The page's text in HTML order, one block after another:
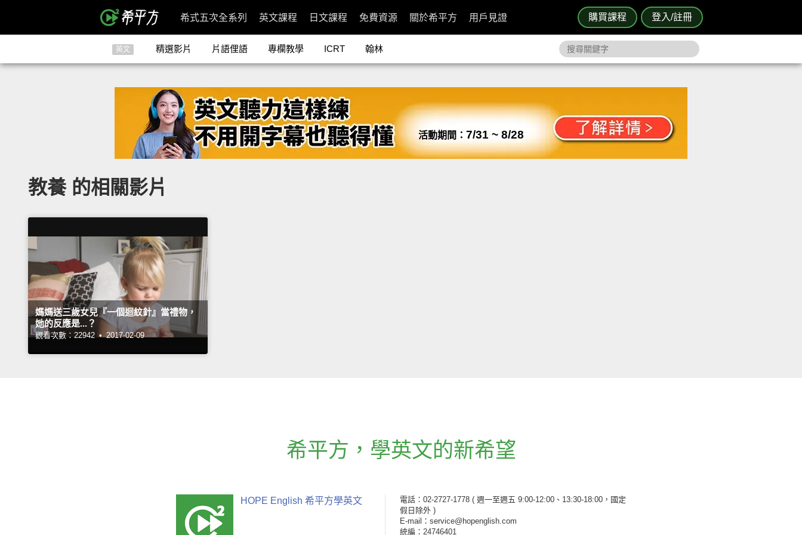
購買課程 登入/註冊
希式五次全系列 英文課程 日文課程 免費資源 關於希平方 用戶見證
英文 精選影片 片語俚語 專欄教學 ICRT 翰林
活動期間： 7/31 ~ 8/28
教養 的相關影片
媽媽送三歲女兒『一個迴紋針』當禮物，
她的反應是...？
觀看次數：22942 • 2017-02-09
希平方 ， 學英文的新希望
HOPE English 希平方學英文 電話：02-2727-1778 ( 週一至週五 9:00-12:00、13:30-18:00，國定
假日除外 )
E-mail：service@hopenglish.com
統編：24746401